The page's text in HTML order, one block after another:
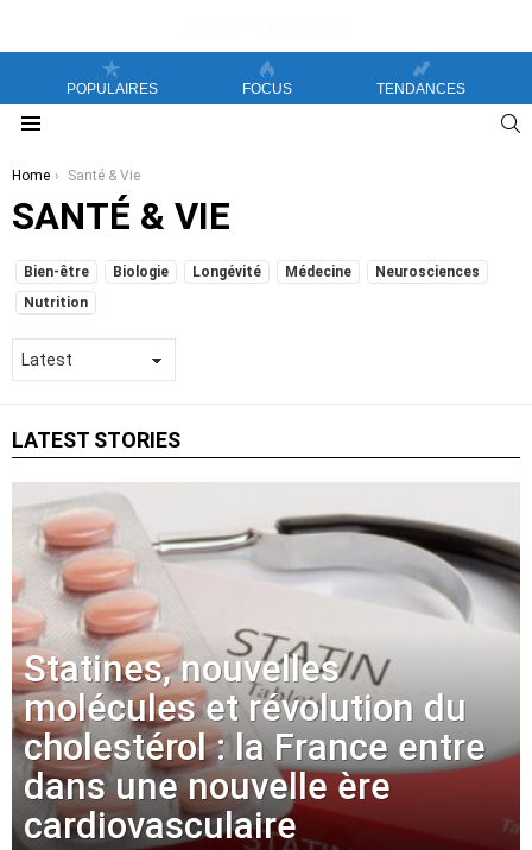
POPULAIRES FOCUS TENDANCES
You are here:
Home Santé & Vie
SANTÉ & VIE
SUBTERMS
Bien-être Biologie Longévité Médecine
Neurosciences
Nutrition
LATEST STORIES
Statines, nouvelles
molécules et révolution du
cholestérol : la France entre
dans une nouvelle ère
cardiovasculaire